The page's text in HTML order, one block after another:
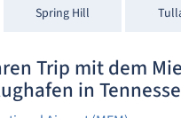
Spring Hill
Trip mit dem
in